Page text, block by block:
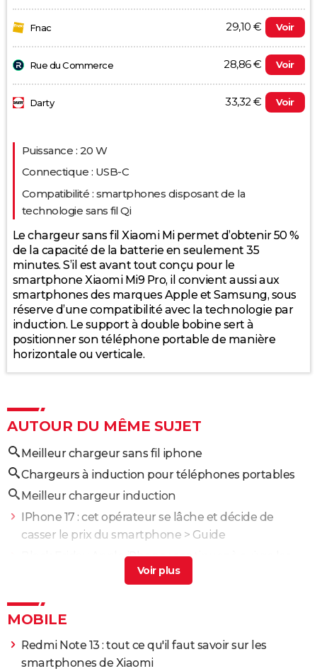
Fnac 29,10 € Voir
Rue du Commerce 28,86 € Voir
Darty 33,32 € Voir
2025 2026
15
20
30
Puissance : 20 W
Connectique : USB-C
Compatibilité : smartphones disposant de la
technologie sans fil Qi
Le chargeur sans fil Xiaomi Mi permet d’obtenir 50 %
de la capacité de la batterie en seulement 35
minutes. S’il est avant tout conçu pour le
smartphone Xiaomi Mi9 Pro, il convient aussi aux
smartphones des marques Apple et Samsung, sous
réserve d’une compatibilité avec la technologie par
induction. Le support à double bobine sert à
positionner son téléphone portable de manière
horizontale ou verticale.
AUTOUR DU MÊME SUJET
Meilleur chargeur sans fil iphone
Chargeurs à induction pour téléphones portables
Meilleur chargeur induction
IPhone 17 : cet opérateur se lâche et décide de
casser le prix du smartphone > Guide
Black Friday Apple iPhone : continuez à suivre les
prix des iPhone 17, iPhone 16, iPhone 15...
Quelle est le meilleur telephone
IPhone Air : Apple a caché quelque chose lors de sa
présentation
> Guide
MOBILE
Redmi Note 13 : tout ce qu'il faut savoir sur les
smartphones de Xiaomi